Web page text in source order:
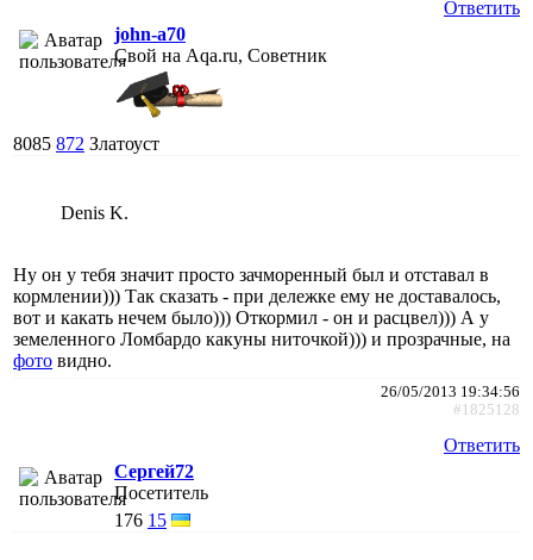
Ответить
john-a70
Свой на Aqa.ru, Советник
8085 872 Златоуст
Denis K.
Ну он у тебя значит просто зачморенный был и отставал в
кормлении))) Так сказать - при дележке ему не доставалось,
вот и какать нечем было))) Откормил - он и расцвел))) А у
земеленного Ломбардо какуны ниточкой))) и прозрачные, на
фото видно.
26/05/2013 19:34:56
#1825128
Ответить
Сергей72
Посетитель
176 15